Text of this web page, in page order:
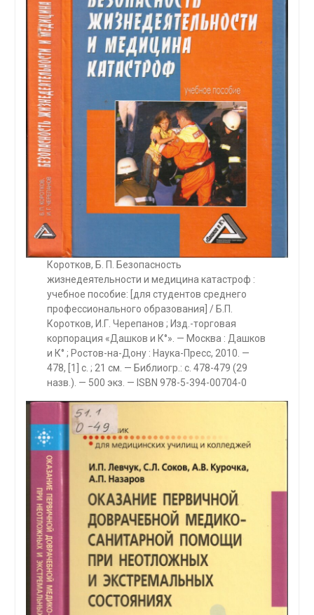
Коротков, Б. П. Безопасность
жизнедеятельности и медицина катастроф :
учебное пособие: [для студентов среднего
профессионального образования] / Б.П.
Коротков, И.Г. Черепанов ; Изд.-торговая
корпорация «Дашков и К°». — Москва : Дашков
и К° ; Ростов-на-Дону : Наука-Пресс, 2010. —
478, [1] с. ; 21 см. — Библиогр.: с. 478-479 (29
назв.). — 500 экз. — ISBN 978-5-394-00704-0